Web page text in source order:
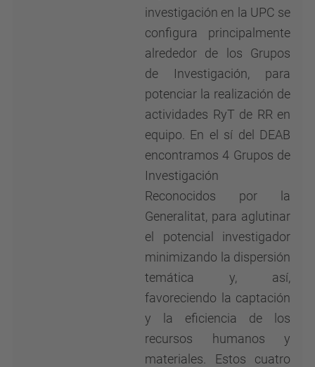
investigación en la UPC se
configura principalmente
alrededor de los Grupos
de Investigación, para
potenciar la realización de
actividades RyT de RR en
equipo. En el sí del DEAB
encontramos 4 Grupos de
Investigación
Reconocidos por la
Generalitat, para aglutinar
el potencial investigador
minimizando la dispersión
temática y, así,
favoreciendo la captación
y la eficiencia de los
recursos humanos y
materiales. Estos cuatro